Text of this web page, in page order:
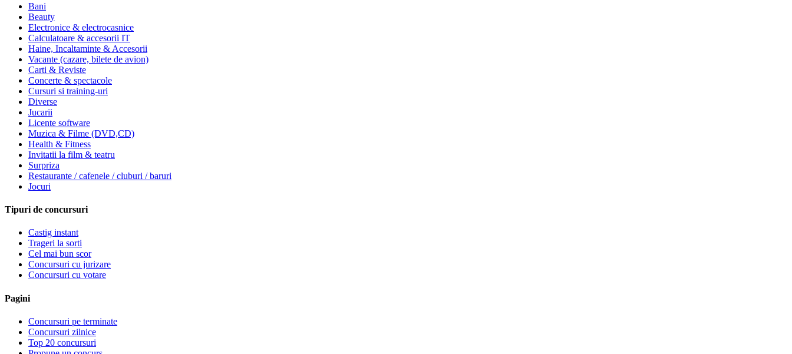
Bani
Beauty
Electronice & electrocasnice
Calculatoare & accesorii IT
Haine, Incaltaminte & Accesorii
Vacante (cazare, bilete de avion)
Carti & Reviste
Concerte & spectacole
Cursuri si training-uri
Diverse
Jucarii
Licente software
Muzica & Filme (DVD,CD)
Health & Fitness
Invitatii la film & teatru
Surpriza
Restaurante / cafenele / cluburi / baruri
Jocuri
Tipuri de concursuri
Castig instant
Trageri la sorti
Cel mai bun scor
Concursuri cu jurizare
Concursuri cu votare
Pagini
Concursuri pe terminate
Concursuri zilnice
Top 20 concursuri